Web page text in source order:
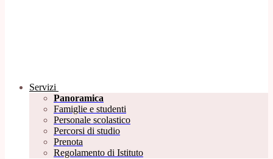
Servizi
Panoramica
Famiglie e studenti
Personale scolastico
Percorsi di studio
Prenota
Regolamento di Istituto